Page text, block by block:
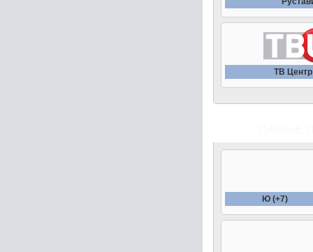
ТВ
Ю (+7)